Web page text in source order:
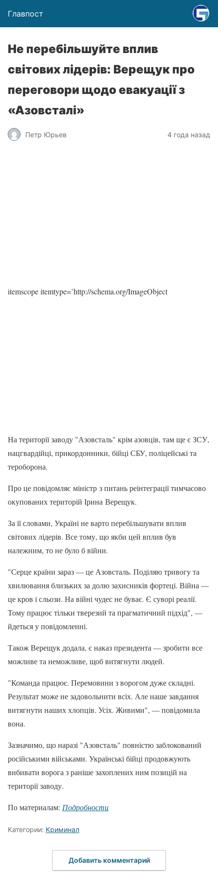
Главпост
Не перебільшуйте вплив
світових лідерів: Верещук про
переговори щодо евакуації з
«Азовсталі»
Петр Юрьев 4 года назад
itemscope itemtype=’http://schema.org/ImageObject
На території заводу "Азовсталь" крім азовців, там ще є ЗСУ,
нацгвардійці, прикордонники, бійці СБУ, поліцейські та
тероборона.
Про це повідомляє міністр з питань реінтеграції тимчасово
окупованих територій Ірина Верещук.
За її словами, Україні не варто перебільшувати вплив
світових лідерів. Все тому, що якби цей вплив був
належним, то не було б війни.
"Серце країни зараз — це Азовсталь. Поділяю тривогу та
хвилювання близьких за долю захисників фортеці. Війна —
це кров і сльози. На війні чудес не буває. Є суворі реалії.
Тому працює тільки тверезий та прагматичний підхід", —
йдеться у повідомленні.
Також Верещук додала, є наказ президента — зробити все
можливе та неможливе, щоб витягнути людей.
"Команда працює. Перемовини з ворогом дуже складні.
Результат може не задовольнити всіх. Але наше завдання
витягнути наших хлопців. Усіх. Живими", — повідомила
вона.
Зазначимо, що наразі "Азовсталь" повністю заблокований
російськими військами. Українські бійці продовжують
вибивати ворога з раніше захоплених ним позицій на
території заводу.
По материалам: Подробности
Категории: Криминал
Добавить комментарий